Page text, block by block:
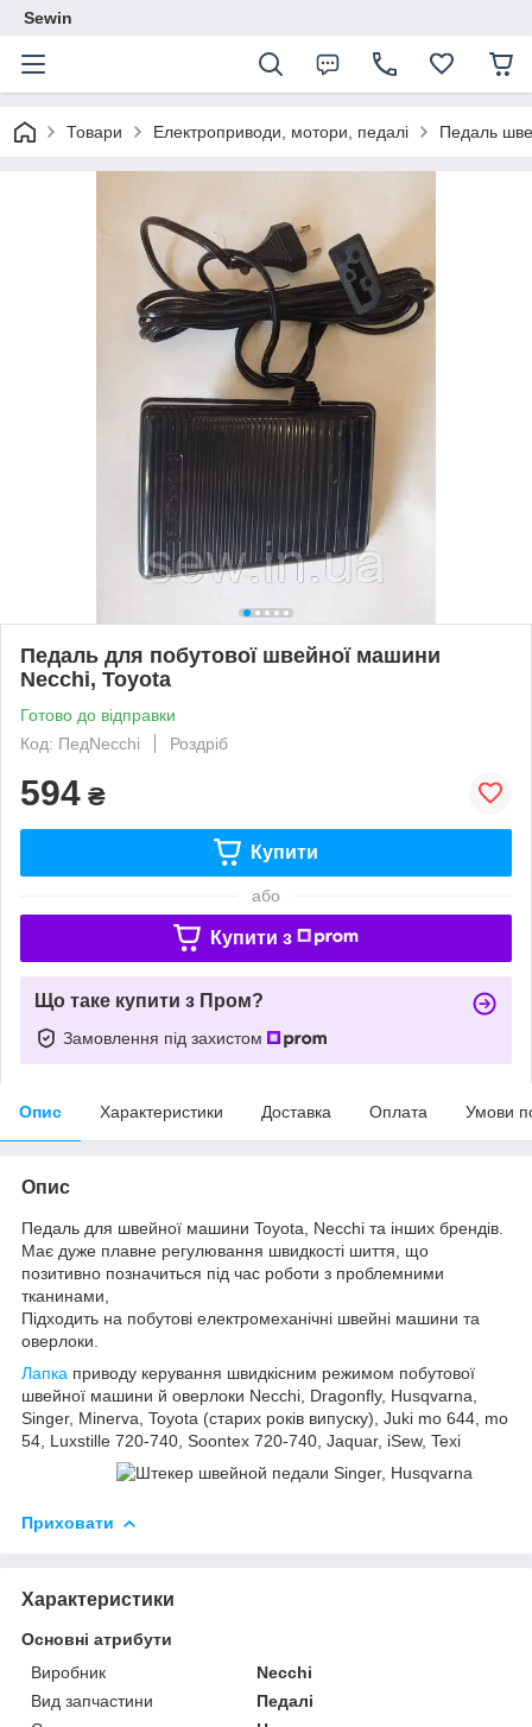
Sewin
Товари Електроприводи, мотори, педалі Педаль
Педаль для побутової швейної машини
Necchi, Toyota
Готово до відправки
Код: ПедNecchi
Роздріб
594 ₴
Купити
або
Купити з
Що таке купити з Пром?
Замовлення під захистом
Опис Характеристики Доставка Оплата Умови
Опис
Педаль для швейної машини Toyota, Necchi та інших брендів.
Має дуже плавне регулювання швидкості шиття, що
позитивно позначиться під час роботи з проблемними
тканинами,
Підходить на побутові електромеханічні швейні машини та
оверлоки.
Лапка приводу керування швидкісним режимом побутової
швейної машини й оверлоки Necchi, Dragonfly, Husqvarna,
Singer, Minerva, Toyota (старих років випуску), Juki mo 644, mo
54, Luxstille 720-740, Soontex 720-740, Jaquar, iSew, Texi
Приховати
Характеристики
Основні атрибути
Виробник
Necchi
Вид запчастини
Педалі